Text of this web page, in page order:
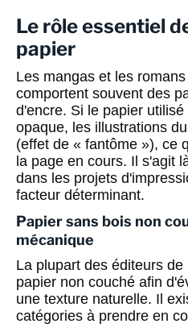
Le rôle essentiel
papier
Les mangas et les
comportent souvent des
d'encre. Si le papier
opaque, les illustrations
(effet de « fantôme »), ce
la page en cours. Il s'agit
dans les projets
facteur déterminant.
Papier sans bois non
mécanique
La plupart des éditeurs
papier non couché afin
une texture naturelle. Il
catégories à prendre en